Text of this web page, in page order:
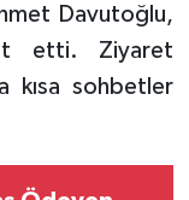
Davutoğlu,
etti. Ziyaret
kısa sohbetler